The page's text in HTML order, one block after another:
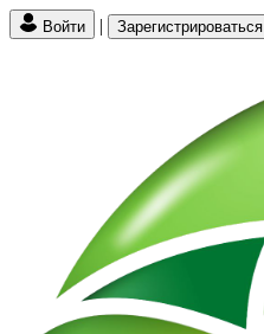
Войти | Зарегистрироваться